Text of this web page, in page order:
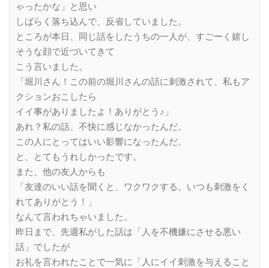
ゃったかな」と思い
しばらく落ち込んで、反省していました。
ところが本日、同じ話をしたうちの一人が、すごーく嬉し
そうな顔で近づいてきて
こう言いました。
「堀川さん！この前の堀川さんの話に刺激されて、私もア
クションおこしたら
イイ事がありましたよ！ありがとう♪」
あれ？私の話、不快に感じなかったんだ。
この人にとってはいい影響になったんだ。
と、とてもうれしかったです。
また、他の友人からも
「友達のいい話を聞くと、ワクワクする。いつも刺激をく
れてありがとう！」
なんて言われちゃいました。
昨日まで、先週私がした話は「人を不機嫌にさせる悪い
話」でしたが
お礼を言われたことで一気に「人にイイ刺激を与えること